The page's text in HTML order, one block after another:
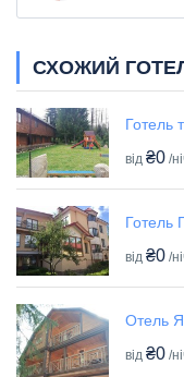
СХОЖИЙ
Готель
від ₴0 /
Готель
від ₴0 /
Отель
від ₴0 /